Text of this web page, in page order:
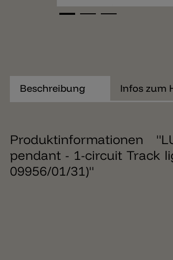
Beschreibung Infos zum
Produktinformationen
pendant - 1-circuit Track
09956/01/31)"